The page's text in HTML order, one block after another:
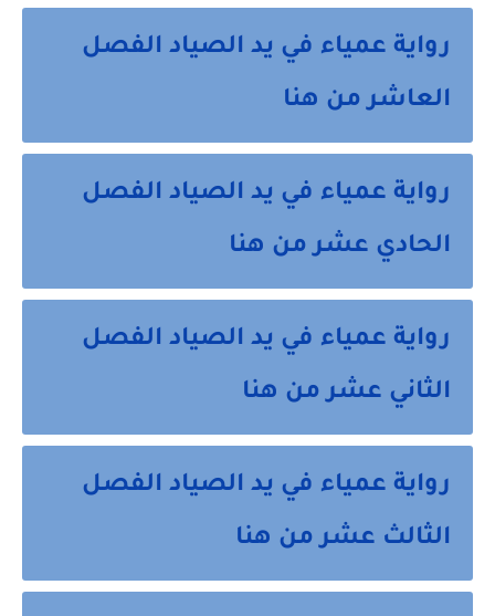
رواية عمياء في يد الصياد الفصل
العاشر من هنا
رواية عمياء في يد الصياد الفصل
الحادي عشر من هنا
رواية عمياء في يد الصياد الفصل
الثاني عشر من هنا
رواية عمياء في يد الصياد الفصل
الثالث عشر من هنا